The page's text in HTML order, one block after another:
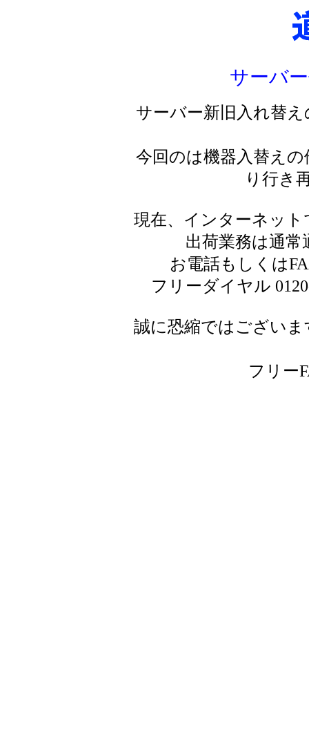
サーバ
サーバー新旧入れ替
今回のは機器入替え
り行き
現在、インターネッ
出荷業務は通
お電話もしくは
フリーダイヤル
誠に恐縮ではござい
フリー